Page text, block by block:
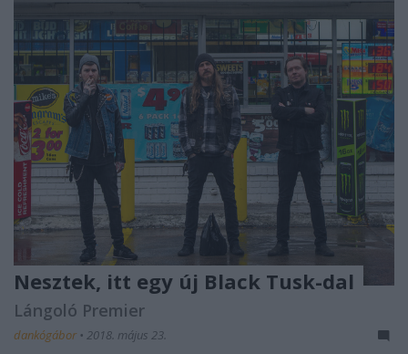
Nesztek, itt egy új Black Tusk-dal
Lángoló Premier
dankógábor • 2018. május 23.